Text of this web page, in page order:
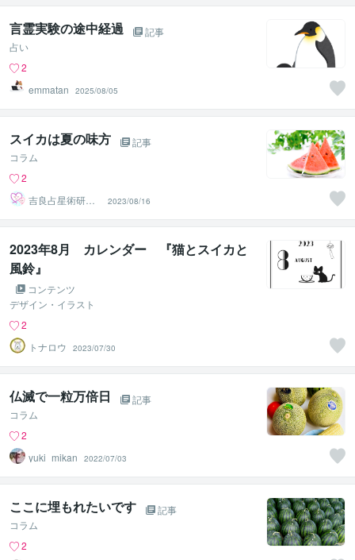
言霊実験の途中経過
記事
占い
2
emmatan
2025/08/05
スイカは夏の味方
記事
コラム
2
吉良占星術研究
所
2023/08/16
2023年8月 カレンダー 『猫とスイカと
風鈴』
コンテンツ
デザイン・イラスト
2
トナロウ
2023/07/30
仏滅で一粒万倍日
記事
コラム
2
yuki_mikan
2022/07/03
ここに埋もれたいです
記事
コラム
2